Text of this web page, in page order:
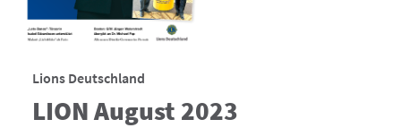
Lions Deutschland
LION August 2023